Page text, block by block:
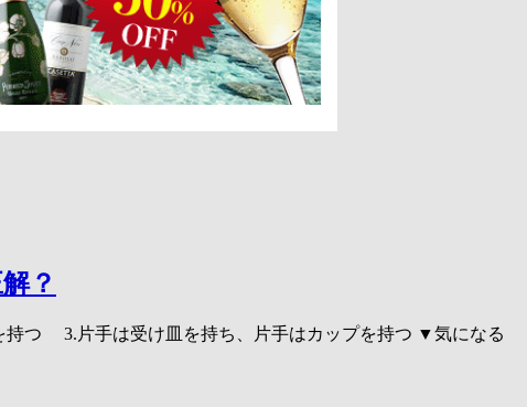
？
つ 3.片手は受け皿を持ち、片手はカップを持つ ▼気になる